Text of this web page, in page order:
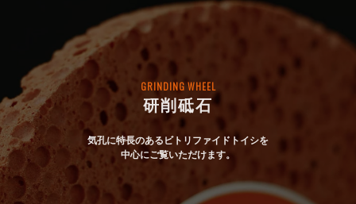
GRINDING WHEEL
研削砥石
気孔に特長のあるビトリファイドトイシを
中心にご覧いただけます。